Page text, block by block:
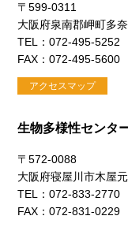
〒599-0311
大阪府泉南郡岬町多
TEL：072-495-5252
FAX：072-495-5600
アクセスマップ
生物多様性センタ
〒572-0088
大阪府寝屋川市木屋
TEL：072-833-2770
FAX：072-831-0229